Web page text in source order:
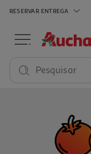
RESERVAR ENTREGA
Pesquisar